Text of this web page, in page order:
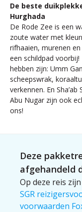
De beste
Hurghada
De Rode Zee is een
zoute water met
rifhaaien, murenen
een schildpad
hebben zijn: Umm
scheepswrak,
verkennen. En Sha’ab
Abu Nugar zijn ook
ons!
Deze
afgehandeld
Op deze reis
SGR
voorwaarden